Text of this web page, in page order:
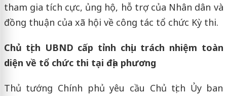
tham gia tích cực, ủng hộ, hỗ trợ của Nhân dân và
đồng thuận của xã hội về công tác tổ chức Kỳ thi.
Chủ tịch UBND cấp tỉnh chịu trách nhiệm toàn
diện về tổ chức thi tại địa phương
Thủ tướng Chính phủ yêu cầu Chủ tịch Ủy ban